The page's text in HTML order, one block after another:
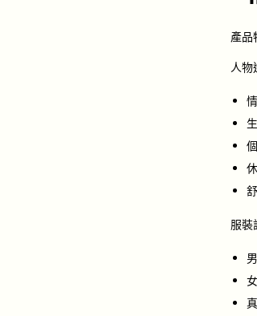
產品
人物
服裝